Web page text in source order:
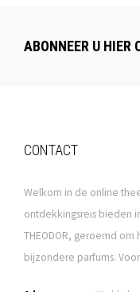
ABONNEER U HIER
CONTACT
Welkom in de online
ontdekkingsreis bieden
THEODOR, geroemd
bijzondere parfums.